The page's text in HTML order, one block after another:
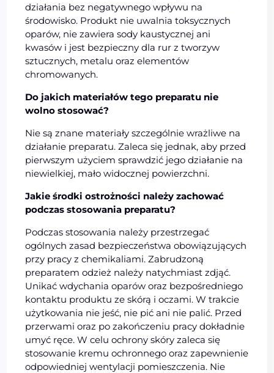
działania bez negatywnego wpływu na
środowisko. Produkt nie uwalnia toksycznych
oparów, nie zawiera sody kaustycznej ani
kwasów i jest bezpieczny dla rur z tworzyw
sztucznych, metalu oraz elementów
chromowanych.
Do jakich materiałów tego preparatu nie
wolno stosować?
Nie są znane materiały szczególnie wrażliwe na
działanie preparatu. Zaleca się jednak, aby przed
pierwszym użyciem sprawdzić jego działanie na
niewielkiej, mało widocznej powierzchni.
Jakie środki ostrożności należy zachować
podczas stosowania preparatu?
Podczas stosowania należy przestrzegać
ogólnych zasad bezpieczeństwa obowiązujących
przy pracy z chemikaliami. Zabrudzoną
preparatem odzież należy natychmiast zdjąć.
Unikać wdychania oparów oraz bezpośredniego
kontaktu produktu ze skórą i oczami. W trakcie
użytkowania nie jeść, nie pić ani nie palić. Przed
przerwami oraz po zakończeniu pracy dokładnie
umyć ręce. W celu ochrony skóry zaleca się
stosowanie kremu ochronnego oraz zapewnienie
odpowiedniej wentylacji pomieszczenia. Nie